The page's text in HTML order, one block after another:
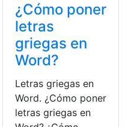
¿Cómo poner
letras
griegas en
Word?
Letras griegas en
Word. ¿Cómo poner
letras griegas en